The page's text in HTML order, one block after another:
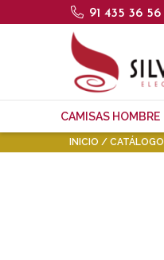
91 435 36 56
CAMISAS HOMBRE
INICIO CATÁLOGO